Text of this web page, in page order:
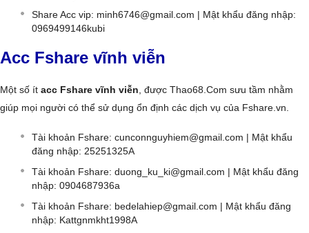
Share Acc vip: minh6746@gmail.com | Mật khẩu đăng nhập:
0969499146kubi
Acc Fshare vĩnh viễn
Một số ít acc Fshare vĩnh viễn , được Thao68.Com sưu tầm nhằm
giúp mọi người có thể sử dụng ổn định các dịch vụ của Fshare.vn.
Tài khoản Fshare: cunconnguyhiem@gmail.com | Mật khẩu
đăng nhập: 25251325A
Tài khoản Fshare: duong_ku_ki@gmail.com | Mật khẩu đăng
nhập: 0904687936a
Tài khoản Fshare: bedelahiep@gmail.com | Mật khẩu đăng
nhập: Kattgnmkht1998A